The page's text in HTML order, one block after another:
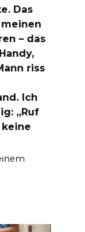
Das
– das
riss
Ich
„Ruf
keine